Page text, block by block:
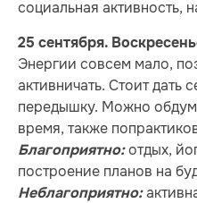
социальная активность,
25 сентября.
Энергии совсем мало,
активничать. Стоит дать
передышку. Можно
время, также
Благоприятно:отдых,
построение планов на
Неблагоприятно: